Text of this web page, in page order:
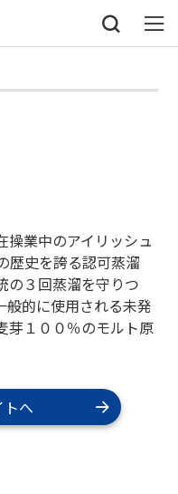
操業中のアイリッシュ
歴史を誇る認可蒸溜
の３回蒸溜を守りつ
般的に使用される未発
芽１００％のモルト原
トへ